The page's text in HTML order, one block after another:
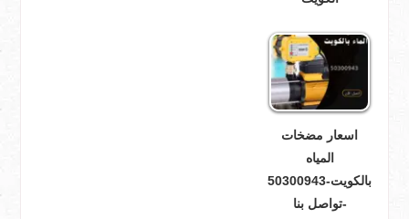
اسعار مضخات
المياه
بالكويت-50300943
-تواصل بنا